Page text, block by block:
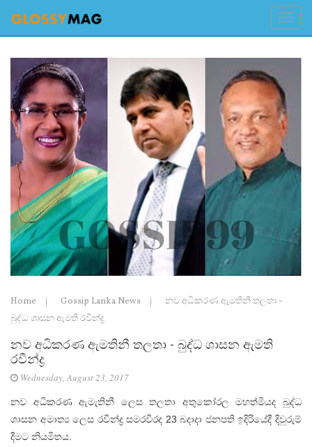
Home Gossip Lanka News
නව අධිකරණ ඇමතිනී තලතා -
බුද්ධ ශාසන ඇමති රවීන්ද්‍ර
නව අධිකරණ ඇමතිනී තලතා - බුද්ධ ශාසන ඇමති
රවීන්ද්‍ර
Wednesday, August 23, 2017
නව අධිකරණ ඇමැතිනී ලෙස තලතා අතුකෝරල මහත්මියද බුද්ධ
ශාසන අමාත්‍ය ලෙස රවීන්ද්‍ර සමරවීරද 23 බදාදා ජනපති ඉදිරියේදී දිවුරුම්
දීමට නියමිතය.